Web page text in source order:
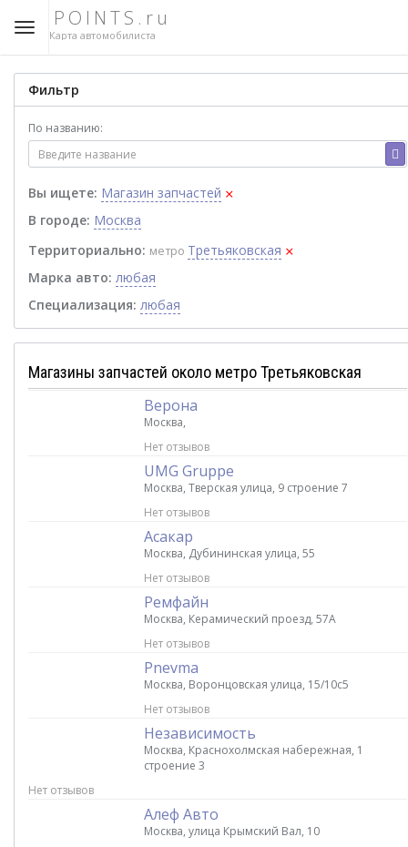
POINTS.ru
Карта автомобилиста
Фильтр
По названию:
Вы ищете: Магазин запчастей ×
В городе: Москва
Территориально: метро Третьяковская ×
Марка авто: любая
Специализация: любая
Магазины запчастей около метро Третьяковская
Верона
Москва,
Нет отзывов
UMG Gruppe
Москва, Тверская улица, 9 строение 7
Нет отзывов
Асакар
Москва, Дубининская улица, 55
Нет отзывов
Ремфайн
Москва, Керамический проезд, 57A
Нет отзывов
Pnevma
Москва, Воронцовская улица, 15/10с5
Нет отзывов
Независимость
Москва, Краснохолмская набережная, 1
строение 3
Нет отзывов
Алеф Авто
Москва, улица Крымский Вал, 10